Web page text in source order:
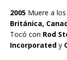
2005 Muere a
Británica,
Tocó con Rod
Incorporated y